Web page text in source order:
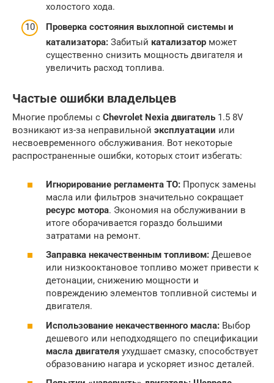
холостого хода.
Проверка состояния выхлопной системы и
катализатора: Забитый катализатор может
существенно снизить мощность двигателя и
увеличить расход топлива.
Частые ошибки владельцев
Многие проблемы с Chevrolet Nexia двигатель 1.5 8V
возникают из-за неправильной эксплуатации или
несвоевременного обслуживания. Вот некоторые
распространенные ошибки, которых стоит избегать:
Игнорирование регламента ТО: Пропуск замены
масла или фильтров значительно сокращает
ресурс мотора. Экономия на обслуживании в
итоге оборачивается гораздо большими
затратами на ремонт.
Заправка некачественным топливом: Дешевое
или низкооктановое топливо может привести к
детонации, снижению мощности и
повреждению элементов топливной системы и
двигателя.
Использование некачественного масла: Выбор
дешевого или неподходящего по спецификации
масла двигателя ухудшает смазку, способствует
образованию нагара и ускоряет износ деталей.